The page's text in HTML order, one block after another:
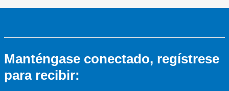
Manténgase conectado, regístrese
para recibir: